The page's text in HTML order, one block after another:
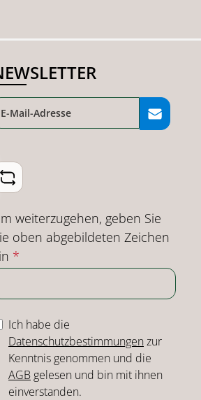
weiterzugehen, geben Sie
oben abgebildeten Zeichen
*
Ich habe die
Datenschutzbestimmungenzur
Kenntnis genommen und die
AGB gelesen und bin mit ihnen
einverstanden.